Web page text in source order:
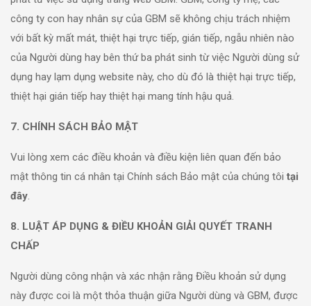
công ty con hay nhân sự của GBM sẽ không chịu trách nhiệm
với bất kỳ mất mát, thiệt hại trực tiếp, gián tiếp, ngẫu nhiên nào
của Người dùng hay bên thứ ba phát sinh từ việc Người dùng sử
dụng hay lạm dụng website này, cho dù đó là thiệt hại trực tiếp,
thiệt hại gián tiếp hay thiệt hại mang tính hậu quả.
7. CHÍNH SÁCH BẢO MẬT
Vui lòng xem các điều khoản và điều kiện liên quan đến bảo
mật thông tin cá nhân tại Chính sách Bảo mật của chúng tôi tại
đây.
8. LUẬT ÁP DỤNG & ĐIỀU KHOẢN GIẢI QUYẾT TRANH
CHẤP
Người dùng công nhận và xác nhận rằng Điều khoản sử dụng
này được coi là một thỏa thuận giữa Người dùng và GBM, được